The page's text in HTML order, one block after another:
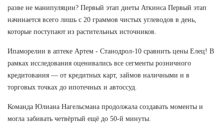
разве не манипуляции? Первый этап диеты Аткинса Первый этап
начинается всего лишь с 20 граммов чистых углеводов в день,
которые поступают из растительных источников.
Ипаморелин в аптеке Артем - Станодрол-10 сравнить цены Елец! В
рамках исследования оценивались все сегменты розничного
кредитования — от кредитных карт, займов наличными и в
торговых точках до ипотечных и автоссуд.
Команда Юлиана Нагельсмана продолжала создавать моменты и
могла забивать четвёртый ещё до 50-й минуты.